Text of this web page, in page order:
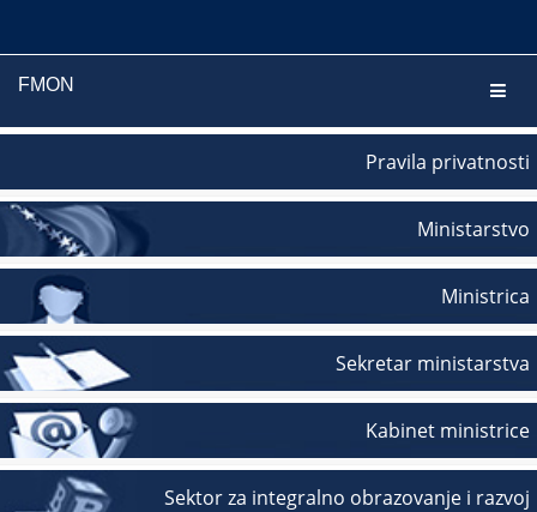
FMON
Pravila privatnosti
Ministarstvo
Ministrica
Sekretar ministarstva
Kabinet ministrice
Sektor za integralno obrazovanje i razvoj